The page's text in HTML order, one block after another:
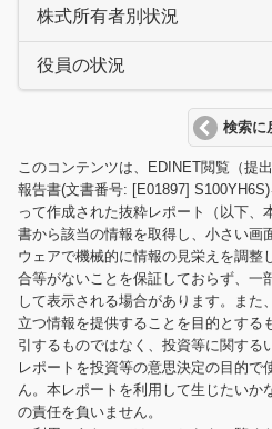
株式所有者別状況
役員の状況
検索に
このコンテンツは、EDINET閲覧（提
報告書(文書番号: [E01897]
って作成された抜粋レポート（以下、
書から該当の情報を取得し、小さい画
ウェアで機械的に情報の見栄えを調整
合等がないことを保証しておらず、一
して表示される場合があります。また
立つ情報を提供することを目的とする
引するものではなく、投資等に関する
レポートを投資等の意思決定の目的で
ん。本レポートを利用して生じたいか
の責任を負いません。